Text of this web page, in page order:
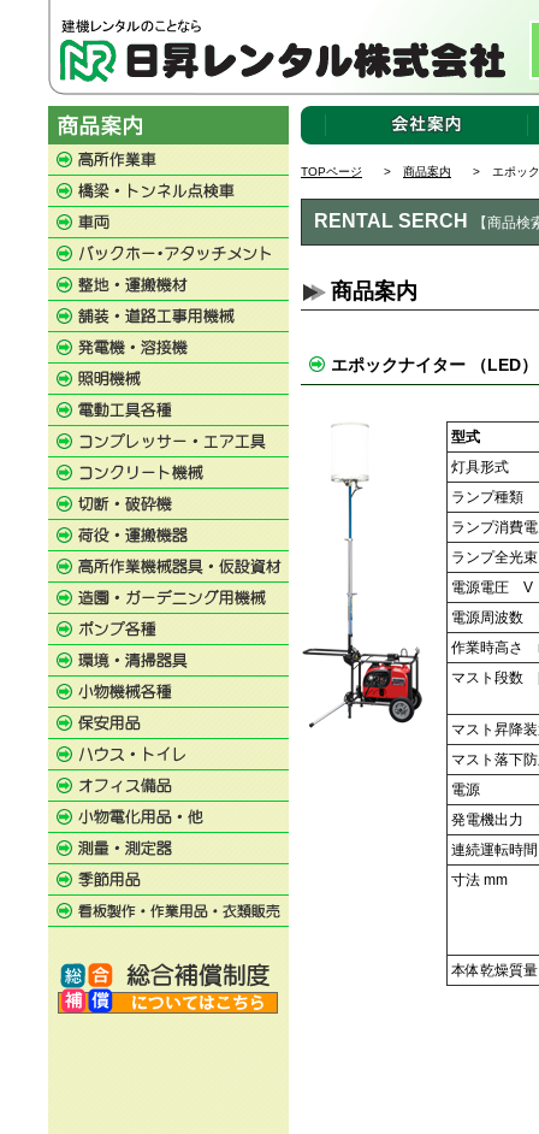
TOPページ > 商品案内 > エポック
RENTAL SERCH 【商品検
商品案内
エポックナイター （LED）
型式
灯具形式
ランプ種類
ランプ消費
ランプ全光
電源電圧 V
電源周波数
作業時高さ
マスト段数
マスト昇降
マスト落下
電源
発電機出力
連続運転時
寸法 mm
本体乾燥質